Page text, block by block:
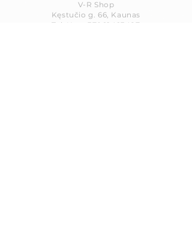
V-R Shop
Kęstučio g. 66, Kaunas
Tel. Nr.:
+37062493487